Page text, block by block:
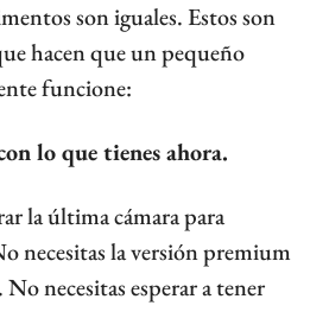
son iguales. Estos son
hacen que un pequeño
funcione:
lo que tienes ahora.
la última cámara para
necesitas la versión premium
necesitas esperar a tener